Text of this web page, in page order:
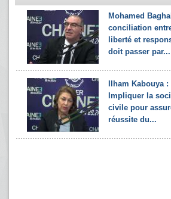
Mohamed
conciliation
liberté et
doit passer par...
Ilham Kabouya :
Impliquer la
civile pour
réussite du...